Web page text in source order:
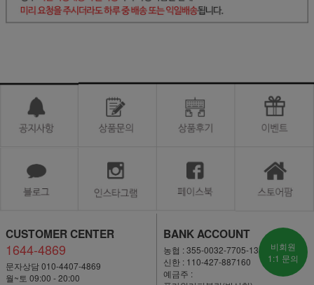
CUSTOMER CENTER
1644-4869
문자상담 010-4407-4869
월~토 09:00 - 20:00
BANK ACCOUNT
농협 : 355-0032-7705-13
신한 : 110-427-887160
예금주 :
비회원
1:1 문의